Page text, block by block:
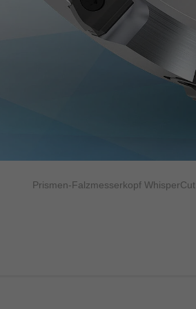
Prismen-Falzmesserkopf WhisperCut